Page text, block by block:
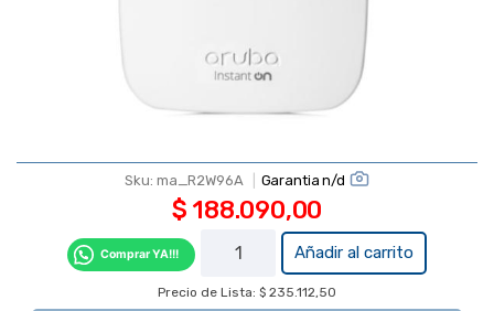
Sku: ma_R2W96A Garantia n/d
$ 188.090,00
Comprar YA!!!
Ap
Aruba
Añadir al carrito
Precio de Lista: $ 235.112,50